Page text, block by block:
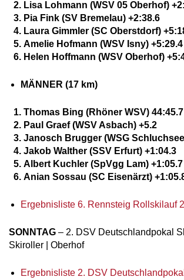
Lisa Lohmann (WSV 05 Oberhof)
Pia Fink (SV Bremelau) +2:38.6
Laura Gimmler (SC Oberstdorf)
Amelie Hofmann (WSV Isny) +5:29.4
Helen Hoffmann (WSV Oberhof)
MÄNNER (17 km)
Thomas Bing (Rhöner WSV) 44:45.7
Paul Graef (WSV Asbach) +5.2
Janosch Brugger (WSG
Jakob Walther (SSV Erfurt) +1:04.3
Albert Kuchler (SpVgg Lam) +1:05.7
Anian Sossau (SC Eisenärzt)
Ergebnisliste 6. Rennsteig Rollskilauf
SONNTAG – 2. DSV Deutschlandpokal
Skiroller | Oberhof
Ergebnisliste 2. DSV